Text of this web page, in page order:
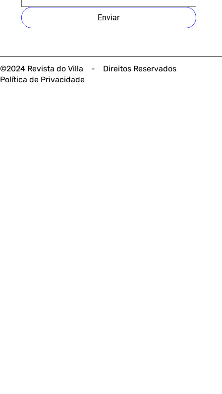
©2024 Revista do Villa - Direitos Reservados
Política de Privacidade
Enviar